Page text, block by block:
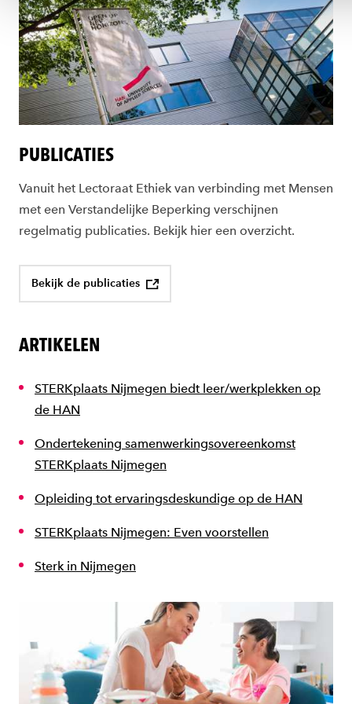
PUBLICATIES
Vanuit het Lectoraat Ethiek van verbinding met Mensen
met een Verstandelijke Beperking verschijnen
regelmatig publicaties. Bekijk hier een overzicht.
Bekijk de publicaties
ARTIKELEN
STERKplaats Nijmegen biedt leer/werkplekken op
de HAN
Ondertekening samenwerkingsovereenkomst
STERKplaats Nijmegen
Opleiding tot ervaringsdeskundige op de HAN
STERKplaats Nijmegen: Even voorstellen
Sterk in Nijmegen